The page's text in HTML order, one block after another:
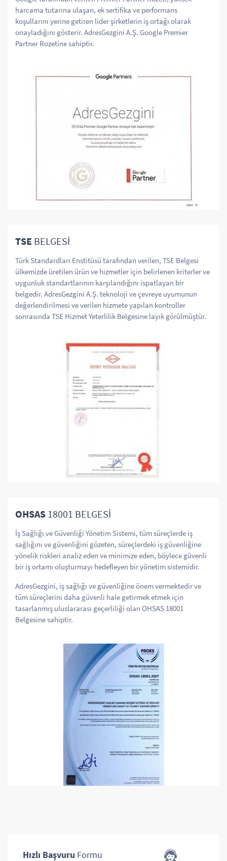
harcama tutarına ulaşan, ek sertifika ve performans
koşullarını yerine getiren lider şirketlerin iş ortağı olarak
onayladığını gösterir. AdresGezgini A.Ş. Google Premier
Partner Rozetine sahiptir.
TSE BELGESİ
Türk Standardları Enstitüsü tarafından verilen, TSE Belgesi
ülkemizde üretilen ürün ve hizmetler için belirlenen kriterler ve
uygunluk standartlarının karşılandığını ispatlayan bir
belgedir. AdresGezgini A.Ş. teknoloji ve çevreye uyumunun
değerlendirilmesi ve verilen hizmete yapılan kontroller
sonrasında TSE Hizmet Yeterlilik Belgesine layık görülmüştür.
OHSAS 18001 BELGESİ
İş Sağlığı ve Güvenliği Yönetim Sistemi, tüm süreçlerde iş
sağlığını ve güvenliğini gözeten, süreçlerdeki iş güvenliğine
yönelik riskleri analiz eden ve minimize eden, böylece güvenli
bir iş ortamı oluşturmayı hedefleyen bir yönetim sistemidir.
AdresGezgini, iş sağlığı ve güvenliğine önem vermektedir ve
tüm süreçlerini daha güvenli hale getirmek etmek için
tasarlanmış uluslararası geçerliliği olan OHSAS 18001
Belgesine sahiptir.
Hızlı Başvuru Formu